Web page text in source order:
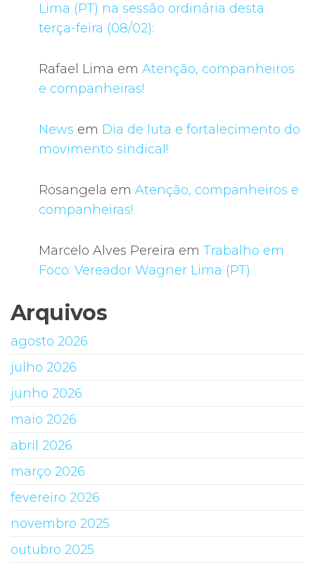
Lima (PT) na sessão ordinária desta
terça-feira (08/02):
Rafael Lima em Atenção, companheiros
e companheiras!
News em Dia de luta e fortalecimento do
movimento sindical!
Rosangela em Atenção, companheiros e
companheiras!
Marcelo Alves Pereira em Trabalho em
Foco: Vereador Wagner Lima (PT)
Arquivos
agosto 2026
julho 2026
junho 2026
maio 2026
abril 2026
março 2026
fevereiro 2026
novembro 2025
outubro 2025